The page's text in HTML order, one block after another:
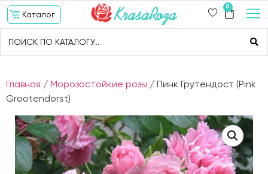
Каталог
0
Главная / Морозостойкие розы / Пинк Грутендост (Pink
Grootendorst)